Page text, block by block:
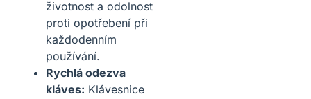
životnost a odolnost
proti opotřebení při
každodenním
používání.
Rychlá odezva
kláves: Klávesnice